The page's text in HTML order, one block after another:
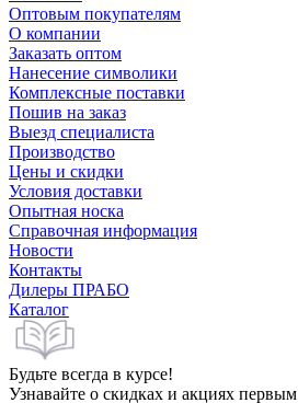
Оптовым покупателям
О компании
Заказать оптом
Нанесение символики
Комплексные поставки
Пошив на заказ
Выезд специалиста
Производство
Цены и скидки
Условия доставки
Опытная носка
Справочная информация
Новости
Контакты
Дилеры ПРАБО
Каталог
Будьте всегда в курсе!
Узнавайте о скидках и акциях первым